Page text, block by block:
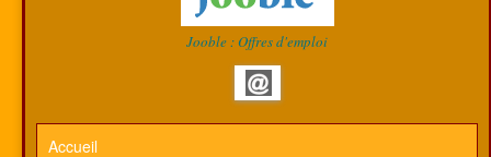
Jooble : Offres d'emploi
Accueil